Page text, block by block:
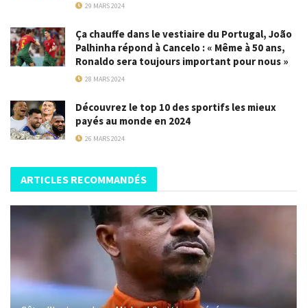
29 MARS 2024
Ça chauffe dans le vestiaire du Portugal, João
Palhinha répond à Cancelo : « Même à 50 ans,
Ronaldo sera toujours important pour nous »
28 MARS 2024
Découvrez le top 10 des sportifs les mieux
payés au monde en 2024
26 MARS 2024
ARTICLES RECOMMANDÉS